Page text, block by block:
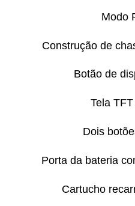
Modo
Construção de
Botão de
Tela
Dois
Porta da bateria
Cartucho